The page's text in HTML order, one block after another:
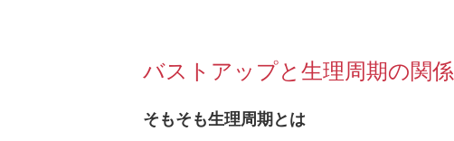
バストアップと生理周期の関係
そもそも生理周期とは